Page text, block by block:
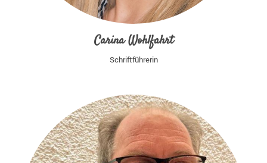
Carina Wohlfahrt
Schriftführerin